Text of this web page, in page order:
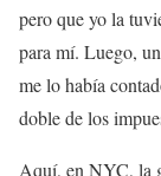
pero que yo la
para mí. Luego,
me lo había
doble de los
Aquí, en NYC, la